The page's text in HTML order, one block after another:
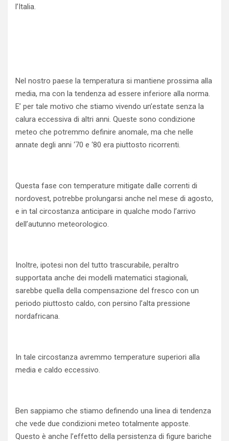
l’Italia.
Nel nostro paese la temperatura si mantiene prossima alla
media, ma con la tendenza ad essere inferiore alla norma.
E’ per tale motivo che stiamo vivendo un’estate senza la
calura eccessiva di altri anni. Queste sono condizione
meteo che potremmo definire anomale, ma che nelle
annate degli anni ‘70 e ‘80 era piuttosto ricorrenti.
Questa fase con temperature mitigate dalle correnti di
nordovest, potrebbe prolungarsi anche nel mese di agosto,
e in tal circostanza anticipare in qualche modo l’arrivo
dell’autunno meteorologico.
Inoltre, ipotesi non del tutto trascurabile, peraltro
supportata anche dei modelli matematici stagionali,
sarebbe quella della compensazione del fresco con un
periodo piuttosto caldo, con persino l’alta pressione
nordafricana.
In tale circostanza avremmo temperature superiori alla
media e caldo eccessivo.
Ben sappiamo che stiamo definendo una linea di tendenza
che vede due condizioni meteo totalmente apposte.
Questo è anche l’effetto della persistenza di figure bariche